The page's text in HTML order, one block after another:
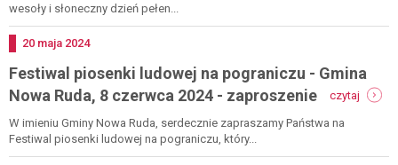
gmina
ruda,
8
wesoły i słoneczny dzień pełen...
Dodano
20 maja 2024
Festiwal piosenki ludowej na pograniczu - Gmina
Nowa Ruda, 8 czerwca 2024 - zaproszenie
czytaj
W imieniu Gminy Nowa Ruda, serdecznie zapraszamy Państwa na
Festiwal piosenki ludowej na pograniczu, który...